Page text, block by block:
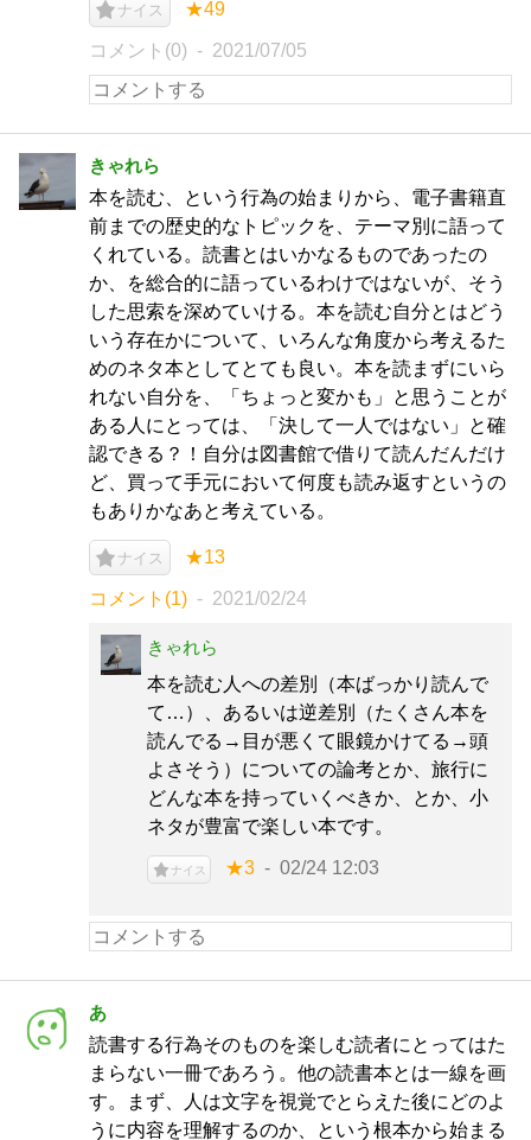
ナイス ★49
コメント(0) 2021/07/05
きゃれら
本を読む、という行為の始まりから、電子書籍直
前までの歴史的なトピックを、テーマ別に語って
くれている。読書とはいかなるものであったの
か、を総合的に語っているわけではないが、そう
した思索を深めていける。本を読む自分とはどう
いう存在かについて、いろんな角度から考えるた
めのネタ本としてとても良い。本を読まずにいら
れない自分を、「ちょっと変かも」と思うことが
ある人にとっては、「決して一人ではない」と確
認できる？！自分は図書館で借りて読んだんだけ
ど、買って手元において何度も読み返すというの
もありかなあと考えている。
ナイス ★13
コメント(1) 2021/02/24
きゃれら
本を読む人への差別（本ばっかり読んで
て…）、あるいは逆差別（たくさん本を
読んでる→目が悪くて眼鏡かけてる→頭
よさそう）についての論考とか、旅行に
どんな本を持っていくべきか、とか、小
ネタが豊富で楽しい本です。
ナイス ★3 02/24 12:03
あ
読書する行為そのものを楽しむ読者にとってはた
まらない一冊であろう。他の読書本とは一線を画
す。まず、人は文字を視覚でとらえた後にどのよ
うに内容を理解するのか、という根本から始まる